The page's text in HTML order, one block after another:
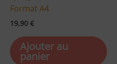
Format A4
19,90 €
Ajouter au
panier